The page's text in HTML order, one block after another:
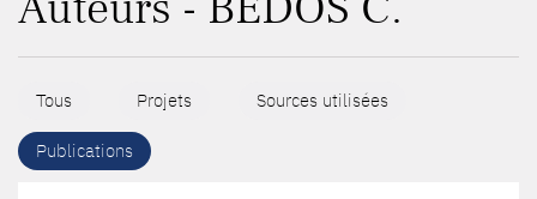
Tous Projets Sources utilisées
Publications